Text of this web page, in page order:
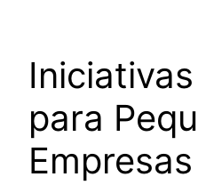
para
Empresas